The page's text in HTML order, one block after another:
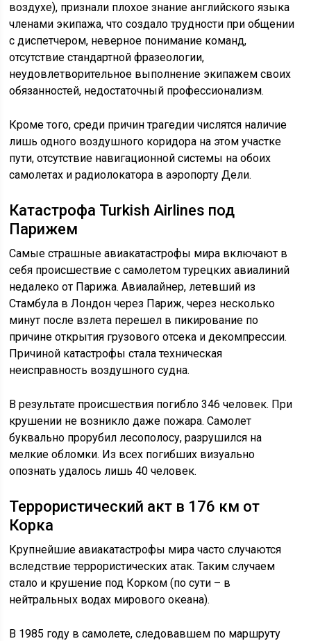
воздухе), признали плохое знание английского языка
членами экипажа, что создало трудности при общении
с диспетчером, неверное понимание команд,
отсутствие стандартной фразеологии,
неудовлетворительное выполнение экипажем своих
обязанностей, недостаточный профессионализм.
Кроме того, среди причин трагедии числятся наличие
лишь одного воздушного коридора на этом участке
пути, отсутствие навигационной системы на обоих
самолетах и радиолокатора в аэропорту Дели.
Катастрофа Turkish Airlines под
Парижем
Самые страшные авиакатастрофы мира включают в
себя происшествие с самолетом турецких авиалиний
недалеко от Парижа. Авиалайнер, летевший из
Стамбула в Лондон через Париж, через несколько
минут после взлета перешел в пикирование по
причине открытия грузового отсека и декомпрессии.
Причиной катастрофы стала техническая
неисправность воздушного судна.
В результате происшествия погибло 346 человек. При
крушении не возникло даже пожара. Самолет
буквально прорубил лесополосу, разрушился на
мелкие обломки. Из всех погибших визуально
опознать удалось лишь 40 человек.
Террористический акт в 176 км от
Корка
Крупнейшие авиакатастрофы мира часто случаются
вследствие террористических атак. Таким случаем
стало и крушение под Корком (по сути – в
нейтральных водах мирового океана).
В 1985 году в самолете, следовавшем по маршруту